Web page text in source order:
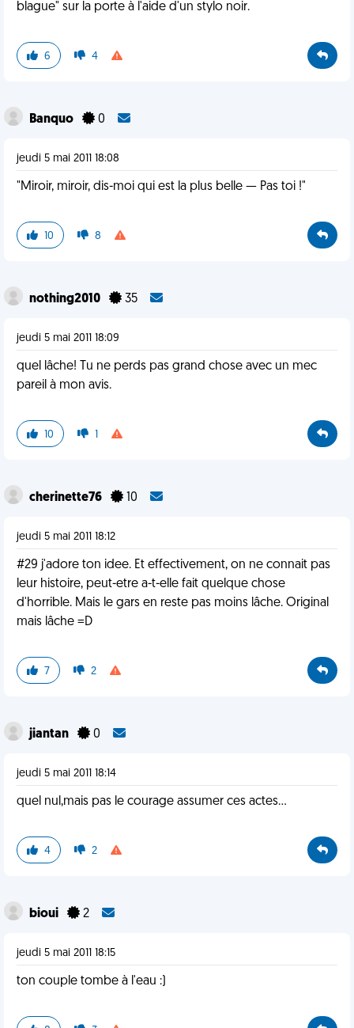
blague" sur la porte à l'aide d'un stylo noir.
6 4
Banquo 0
jeudi 5 mai 2011 18:08
"Miroir, miroir, dis-moi qui est la plus belle — Pas toi !"
10 8
nothing2010 35
jeudi 5 mai 2011 18:09
quel lâche! Tu ne perds pas grand chose avec un mec
pareil à mon avis.
10 1
cherinette76 10
jeudi 5 mai 2011 18:12
#29 j'adore ton idee. Et effectivement, on ne connait pas
leur histoire, peut-etre a-t-elle fait quelque chose
d'horrible. Mais le gars en reste pas moins lâche. Original
mais lâche =D
7 2
jiantan 0
jeudi 5 mai 2011 18:14
quel nul,mais pas le courage assumer ces actes...
4 2
bioui 2
jeudi 5 mai 2011 18:15
ton couple tombe à l'eau :)